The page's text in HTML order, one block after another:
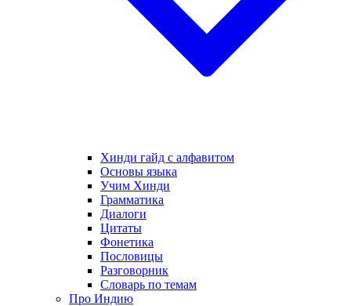
Хинди гайд с алфавитом
Основы языка
Учим Хинди
Грамматика
Диалоги
Цитаты
Фонетика
Пословицы
Разговорник
Словарь по темам
Про Индию